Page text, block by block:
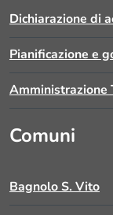
Dichiarazione di
Pianificazione e
Amministrazione
Comuni
Bagnolo S. Vito